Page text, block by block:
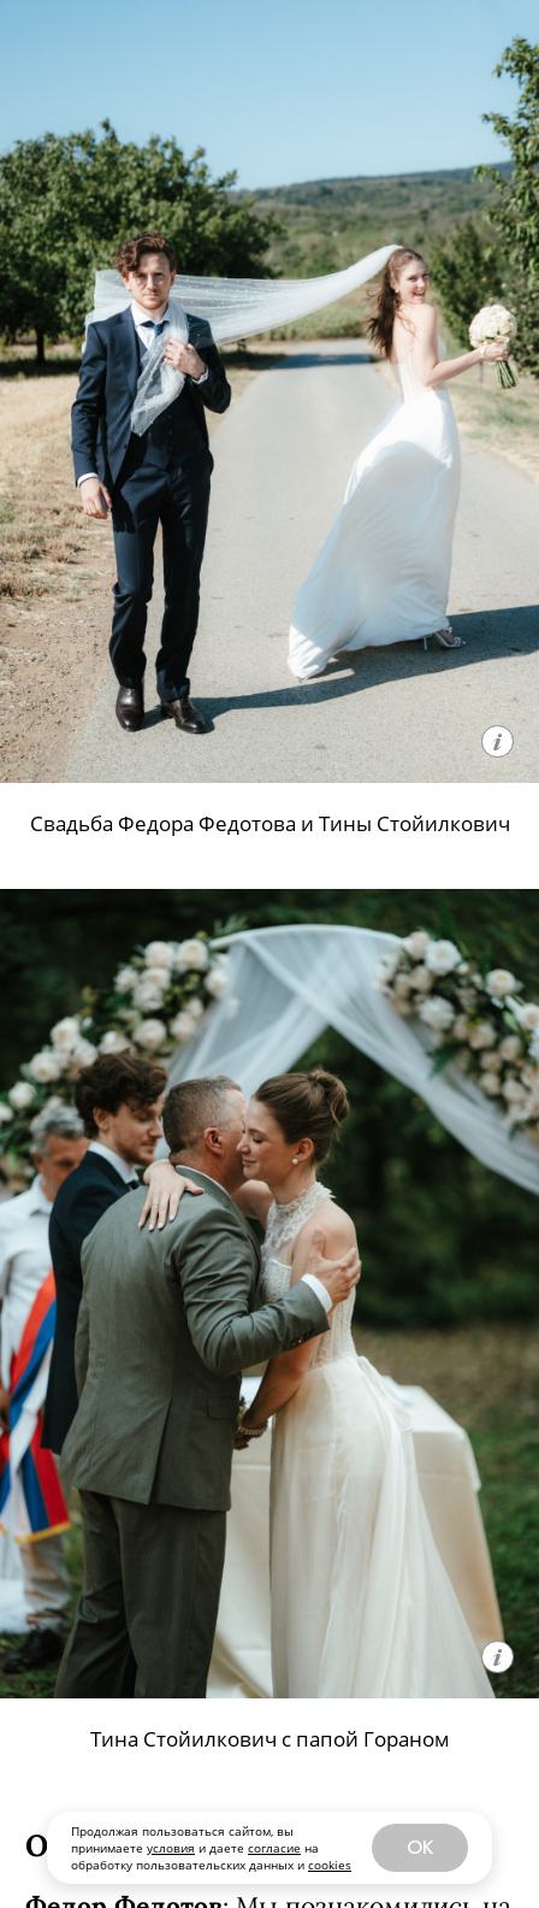
Продолжая пользоваться сайтом, вы
принимаете условия и даете согласие на
обработку пользовательских данных и cookies
OK
Свадьба Федора Федотова и Тины Стойилкович
Тина Стойилкович с папой Гораном